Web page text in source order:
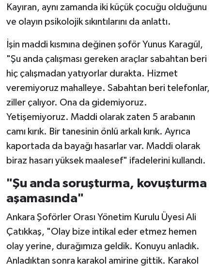
Kayıran, aynı zamanda iki küçük çocuğu olduğunu
ve olayın psikolojik sıkıntılarını da anlattı.
İşin maddi kısmına değinen şoför Yunus Karagül,
"Şu anda çalışması gereken araçlar sabahtan beri
hiç çalışmadan yatıyorlar durakta. Hizmet
veremiyoruz mahalleye. Sabahtan beri telefonlar,
ziller çalıyor. Ona da gidemiyoruz.
Yetişemiyoruz. Maddi olarak zaten 5 arabanın
camı kırık. Bir tanesinin önlü arkalı kırık. Ayrıca
kaportada da bayağı hasarlar var. Maddi olarak
biraz hasarı yüksek maalesef" ifadelerini kullandı.
"Şu anda soruşturma, kovuşturma
aşamasında"
Ankara Şoförler Orası Yönetim Kurulu Üyesi Ali
Çatıkkaş, "Olay bize intikal eder etmez hemen
olay yerine, durağımıza geldik. Konuyu anladık.
Anladıktan sonra karakol amirine gittik. Karakol